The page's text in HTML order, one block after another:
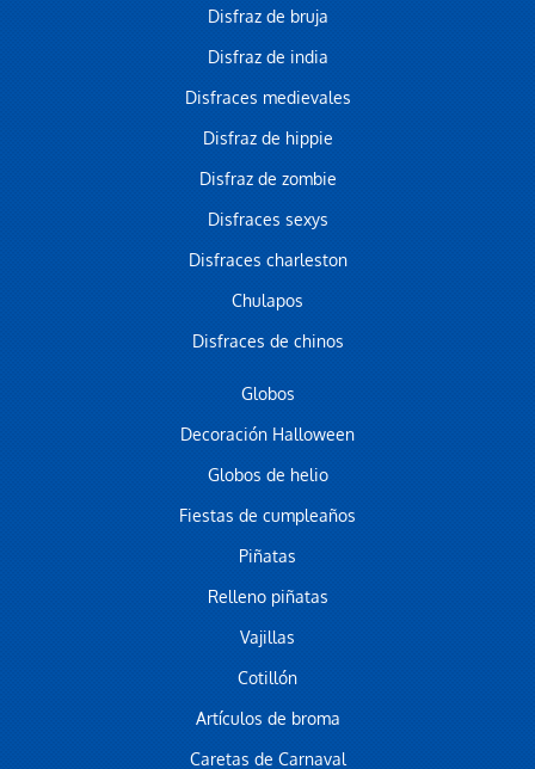
Disfraz de bruja
Disfraz de india
Disfraces medievales
Disfraz de hippie
Disfraz de zombie
Disfraces sexys
Disfraces charleston
Chulapos
Disfraces de chinos
Globos
Decoración Halloween
Globos de helio
Fiestas de cumpleaños
Piñatas
Relleno piñatas
Vajillas
Cotillón
Artículos de broma
Caretas de Carnaval